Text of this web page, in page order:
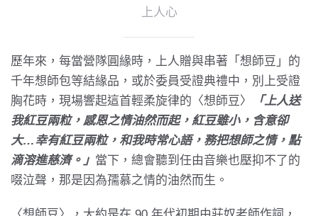
上人心
歷年來，每當營隊圓緣時，上人贈與串著「想師豆」的
千年想師包等結緣品，或於委員受證典禮中，別上受證
胸花時，現場響起這首輕柔旋律的〈想師豆〉
「上人送
我紅豆兩粒，感恩之情油然而起，紅豆雖小，含意卻
大…幸有紅豆兩粒，和我時常心語，務把想師之情，點
滴溶進慈濟。」 當下，總會聽到任由音樂也壓抑不了的
啜泣聲，那是因為孺慕之情的油然而生。